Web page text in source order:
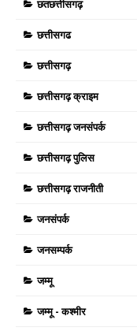
छतछत्तीसगढ़
छत्तीसगढ
छत्तीसगढ़
छत्तीसगढ़ क्राइम
छत्तीसगढ़ जनसंपर्क
छत्तीसगढ़ पुलिस
छत्तीसगढ़ राजनीती
जनसंपर्क
जनसम्पर्क
जम्मू
जम्मू - कश्मीर